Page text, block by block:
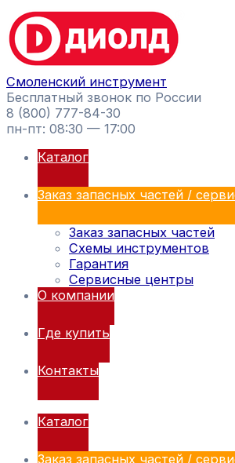
Перейти
к
содержимому
Смоленский инструмент
Бесплатный звонок по России
8 (800) 777-84-30
пн-пт: 08:30 — 17:00
Каталог
Заказ запасных частей /
Заказ запасных частей
Схемы инструментов
Гарантия
Сервисные центры
О компании
Где купить
Контакты
Каталог
Заказ запасных частей /
Поиск
товаров